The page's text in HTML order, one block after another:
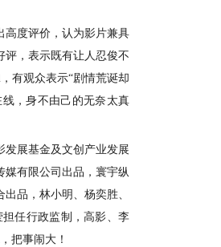
高度评价，认为影片兼具
评，表示既有让人忍俊不
有观众表示“剧情荒诞却
线，身不由己的无奈太真
发展基金及文创产业发展
媒有限公司出品，寰宇纵
品， 林小明 、 杨奕胜、
担任行政监制，高影、李
把事闹大！